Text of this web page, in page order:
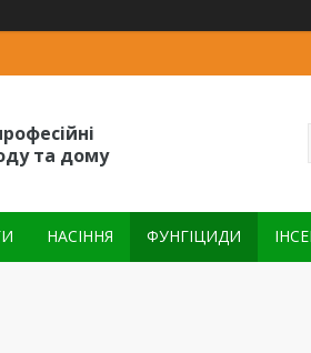
та дому
НАСІННЯ ФУНГІЦИДИ